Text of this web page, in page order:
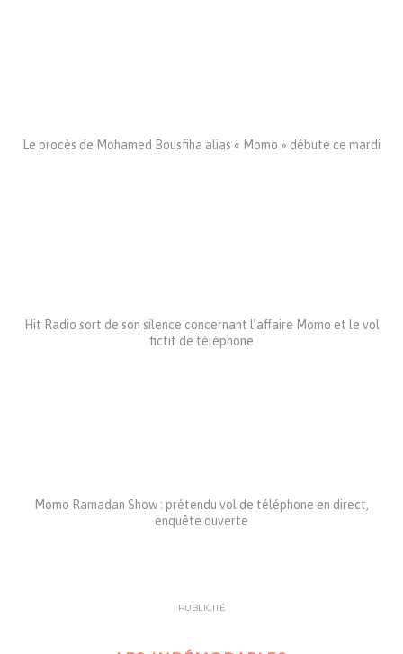
Le procès de Mohamed Bousfiha alias « Momo » débute ce mardi
Hit Radio sort de son silence concernant l’affaire Momo et le vol
fictif de téléphone
Momo Ramadan Show : prétendu vol de téléphone en direct,
enquête ouverte
PUBLICITÉ